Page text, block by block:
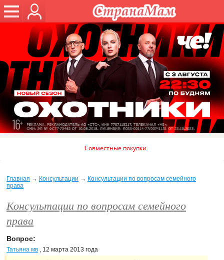
Совместные покупки
Главная → Консультации → Консультации по вопросам семейного
права
Консультации по вопросам семейного
права
Вопрос:
Татьяна мв , 12 марта 2013 года